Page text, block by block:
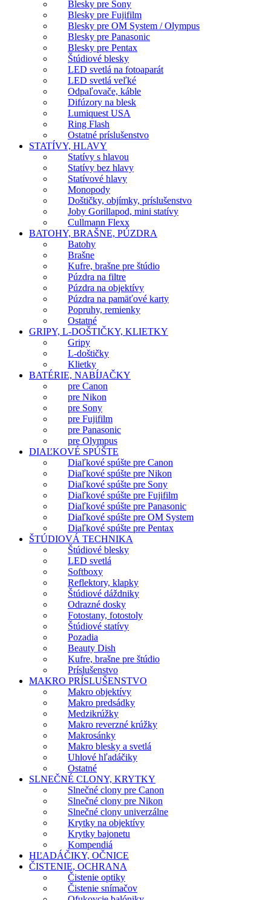
Blesky pre Sony
Blesky pre Fujifilm
Blesky pre OM System / Olympus
Blesky pre Panasonic
Blesky pre Pentax
Štúdiové blesky
LED svetlá na fotoaparát
LED svetlá veľké
Odpaľovače, káble
Difúzory na blesk
Lumiquest USA
Ring Flash
Ostatné príslušenstvo
STATÍVY, HLAVY
Statívy s hlavou
Statívy bez hlavy
Statívové hlavy
Monopody
Doštičky, objímky, príslušenstvo
Joby Gorillapod, mini statívy
Cullmann Flexx
BATOHY, BRAŠNE, PÚZDRA
Batohy
Brašne
Kufre, brašne pre štúdio
Púzdra na filtre
Púzdra na objektívy
Púzdra na pamäťové karty
Popruhy, remienky
Ostatné
GRIPY, L-DOŠTIČKY, KLIETKY
Gripy
L-doštičky
Klietky
BATÉRIE, NABÍJAČKY
pre Canon
pre Nikon
pre Sony
pre Fujifilm
pre Panasonic
pre Olympus
DIAĽKOVÉ SPÚŠTE
Diaľkové spúšte pre Canon
Diaľkové spúšte pre Nikon
Diaľkové spúšte pre Sony
Diaľkové spúšte pre Fujifilm
Diaľkové spúšte pre Panasonic
Diaľkové spúšte pre OM System
Diaľkové spúšte pre Pentax
ŠTÚDIOVÁ TECHNIKA
Štúdiové blesky
LED svetlá
Softboxy
Reflektory, klapky
Štúdiové dáždniky
Odrazné dosky
Fotostany, fotostoly
Štúdiové statívy
Pozadia
Beauty Dish
Kufre, brašne pre štúdio
Príslušenstvo
MAKRO PRÍSLUŠENSTVO
Makro objektívy
Makro predsádky
Medzikrúžky
Makro reverzné krúžky
Makrosánky
Makro blesky a svetlá
Uhlové hľadáčiky
Ostatné
SLNEČNÉ CLONY, KRYTKY
Slnečné clony pre Canon
Slnečné clony pre Nikon
Slnečné clony univerzálne
Krytky na objektívy
Krytky bajonetu
Kompendiá
HĽADÁČIKY, OČNICE
ČISTENIE, OCHRANA
Čistenie optiky
Čistenie snímačov